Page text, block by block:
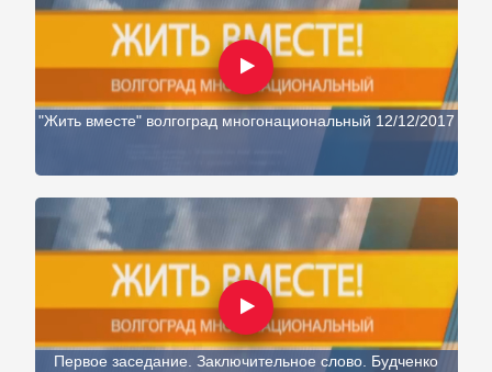
"Жить вместе" волгоград многонациональный 12/12/2017
Первое заседание. Заключительное слово. Будченко